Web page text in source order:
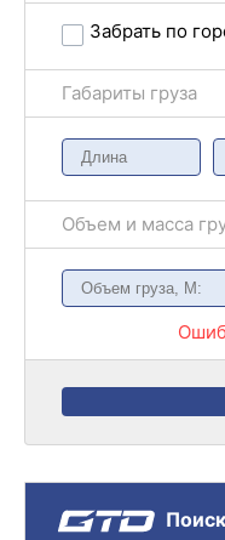
Забрать по
Габариты груза
Объем и масса